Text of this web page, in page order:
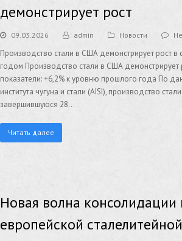
демонстрирует рост
09.03.2026 admin Новости
Производство стали в США демонстрирует рост
годом Производство стали в США демонстрирует
показатели: +6,2% к уровню прошлого года По
института чугуна и стали (AISI), производство
завершившуюся 28…
Читать далее
Новая волна консолидации
европейской